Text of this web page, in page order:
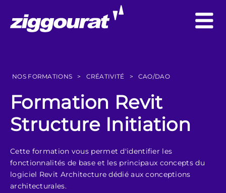
NOS FORMATIONS > CRÉATIVITÉ > CAO/DAO
Formation Revit
Structure Initiation
Cette formation vous permet d'identifier les
fonctionnalités de base et les principaux concepts du
logiciel Revit Architecture dédié aux conceptions
architecturales.